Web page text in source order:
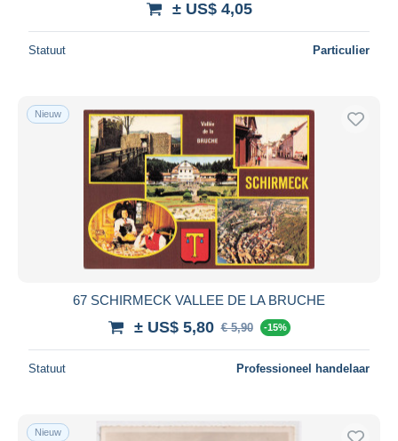
± US$ 4,05
Statuut Particulier
Nieuw
67 SCHIRMECK VALLEE DE LA BRUCHE
± US$ 5,80 € 5,90 -15%
Statuut Professioneel handelaar
Nieuw